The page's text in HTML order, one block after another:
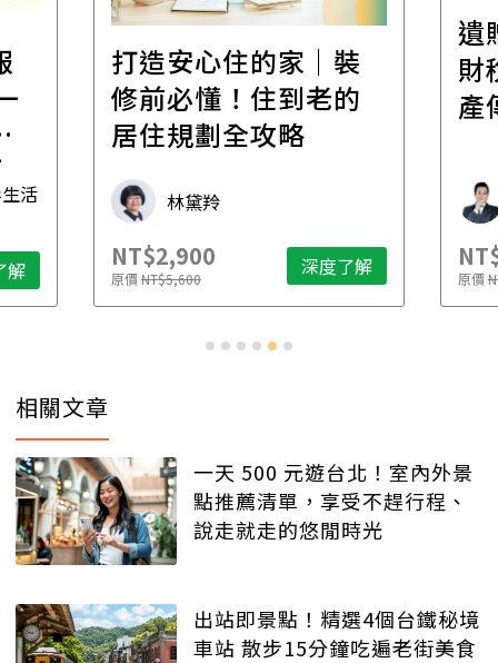
活
解
打造安心住的家｜裝
修前必懂！住到老的
居住規劃全攻略
林黛羚
NT$2,900
原價NT$5,600 深度了解
遺
財
產
原價
相關文章
一天 500 元遊台北！室內外景
點推薦清單，享受不趕行程、
說走就走的悠閒時光
出站即景點！精選4個台鐵秘境
車站 散步15分鐘吃遍老街美食